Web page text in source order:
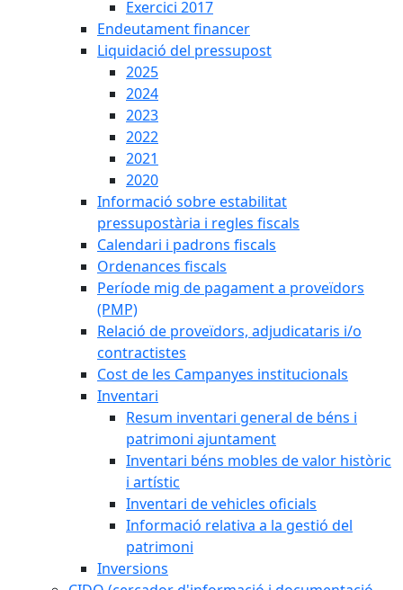
Exercici 2017
Endeutament financer
Liquidació del pressupost
2025
2024
2023
2022
2021
2020
Informació sobre estabilitat
pressupostària i regles fiscals
Calendari i padrons fiscals
Ordenances fiscals
Període mig de pagament a proveïdors
(PMP)
Relació de proveïdors, adjudicataris i/o
contractistes
Cost de les Campanyes institucionals
Inventari
Resum inventari general de béns i
patrimoni ajuntament
Inventari béns mobles de valor històric
i artístic
Inventari de vehicles oficials
Informació relativa a la gestió del
patrimoni
Inversions